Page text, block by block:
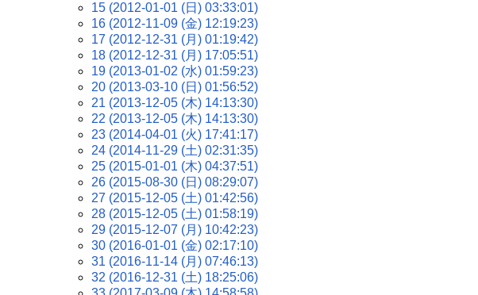
15 (2012-01-01 (日) 03:33:01)
16 (2012-11-09 (金) 12:19:23)
17 (2012-12-31 (月) 01:19:42)
18 (2012-12-31 (月) 17:05:51)
19 (2013-01-02 (水) 01:59:23)
20 (2013-03-10 (日) 01:56:52)
21 (2013-12-05 (木) 14:13:30)
22 (2013-12-05 (木) 14:13:30)
23 (2014-04-01 (火) 17:41:17)
24 (2014-11-29 (土) 02:31:35)
25 (2015-01-01 (木) 04:37:51)
26 (2015-08-30 (日) 08:29:07)
27 (2015-12-05 (土) 01:42:56)
28 (2015-12-05 (土) 01:58:19)
29 (2015-12-07 (月) 10:42:23)
30 (2016-01-01 (金) 02:17:10)
31 (2016-11-14 (月) 07:46:13)
32 (2016-12-31 (土) 18:25:06)